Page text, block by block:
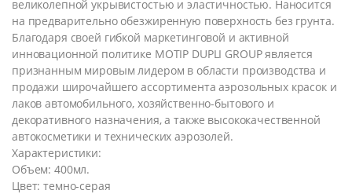
великолепной укрывистостью и эластичностью. Наносится
на предварительно обезжиренную поверхность без грунта.
Благодаря своей гибкой маркетинговой и активной
инновационной политике MOTIP DUPLI GROUP является
признанным мировым лидером в области производства и
продажи широчайшего ассортимента аэрозольных красок и
лаков автомобильного, хозяйственно-бытового и
декоративного назначения, а также высококачественной
автокосметики и технических аэрозолей.
Характеристики:
Объем: 400мл.
Цвет: темно-серая